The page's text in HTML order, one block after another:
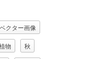
ベクター画像
物 秋